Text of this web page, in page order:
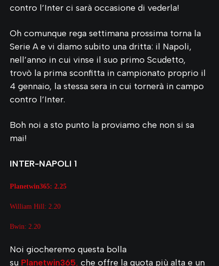
contro l’Inter ci sarà occasione di vederla!
Oh comunque rega settimana prossima torna la
Serie A e vi diamo subito una dritta: il Napoli,
nell’anno in cui vinse il suo primo Scudetto,
trovò la prima sconfitta in campionato proprio il
4 gennaio, la stessa sera in cui tornerà in campo
contro l’Inter.
Boh noi a sto punto la proviamo che non si sa
mai!
INTER-NAPOLI 1
Planetwin365: 2.25
William Hill: 2.20
Bwin: 2.20
Noi giocheremo questa bolla
su Planetwin365, che offre la quota più alta e un